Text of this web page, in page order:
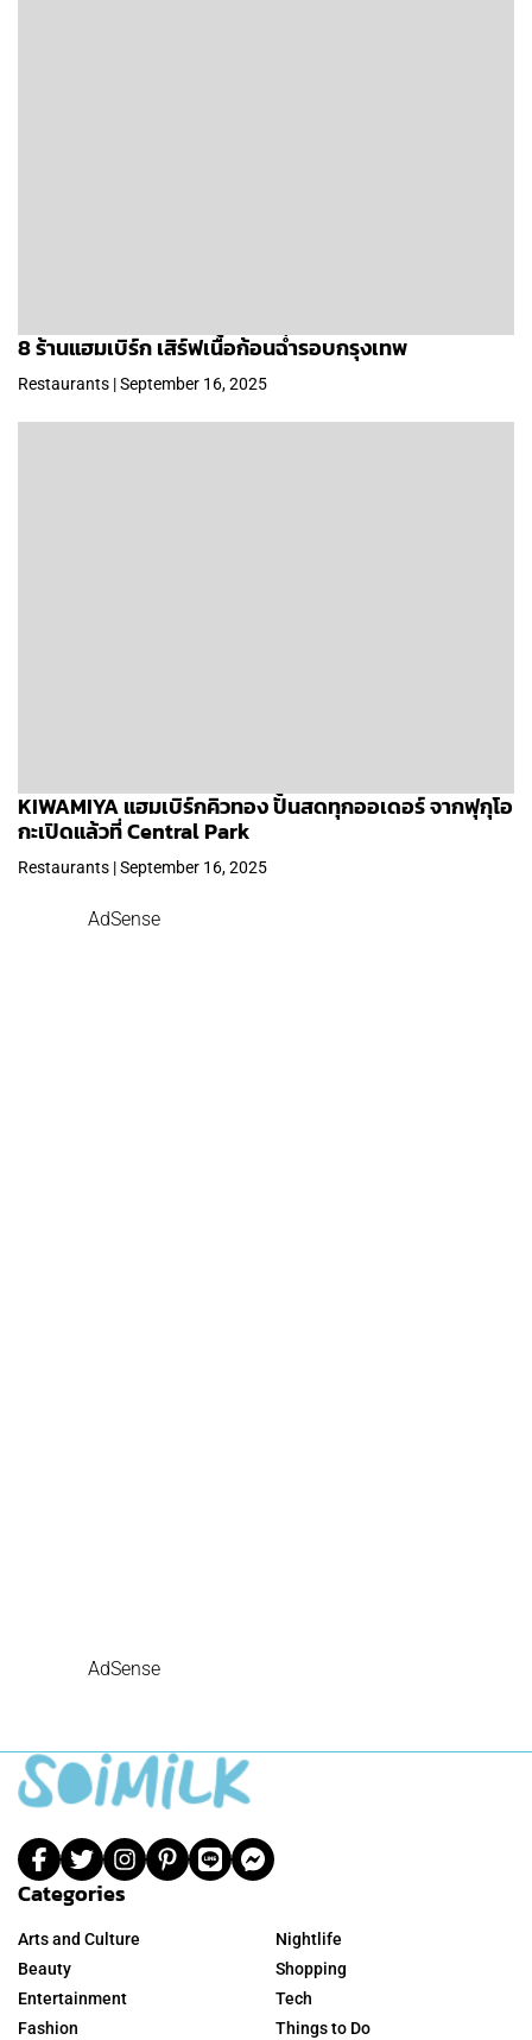
8 ร้านแฮมเบิร์ก เสิร์ฟเนื้อก้อนฉ่ำรอบกรุงเทพ
Restaurants | September 16, 2025
KIWAMIYA แฮมเบิร์กคิวทอง ปั้นสดทุกออเดอร์ จากฟุกุโอ
กะเปิดแล้วที่ Central Park
Restaurants | September 16, 2025
AdSense
AdSense
Categories
Arts and Culture
Beauty
Entertainment
Fashion
Nightlife
Shopping
Tech
Things to Do